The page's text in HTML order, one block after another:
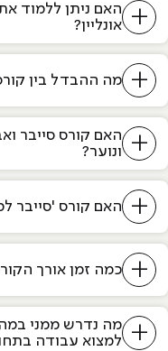
+
האם ניתן ללמוד
אונליין?
+ מה ההבדל בין
+
האם קורס סייבר
ונוער?
+ האם קורס 'סייבר
+ כמה זמן אורך
+
מה נדרש ממני
למצוא עבודה